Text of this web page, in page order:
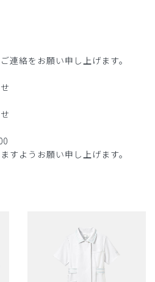
連絡をお願い申し上げます。
すようお願い申し上げます。